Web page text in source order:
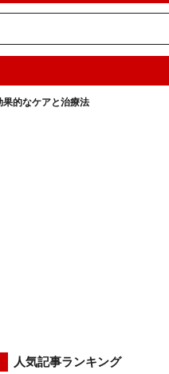
果的なケアと治療法
人気記事ランキング